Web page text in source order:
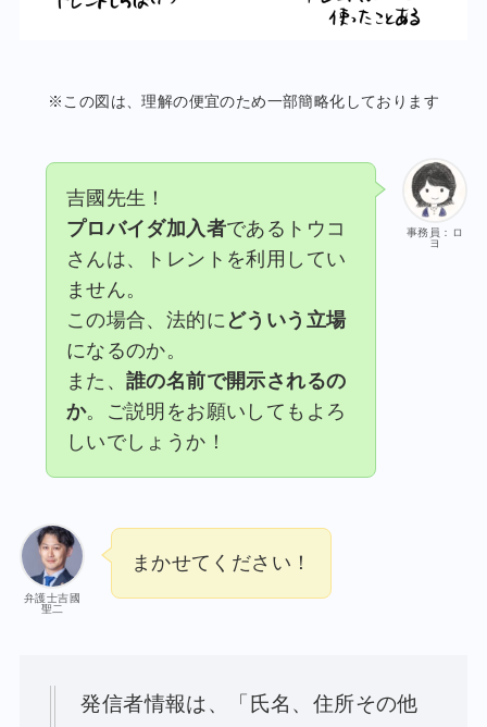
※この図は、理解の便宜のため一部簡略化しております
事務員：ロ
ヨ
吉國先生！
プロバイダ加入者であるトウコ
さんは、トレントを利用してい
ません。
この場合、法的に どういう立場
になるのか。
また、 誰の名前で開示されるの
か。ご説明をお願いしてもよろ
しいでしょうか！
弁護士吉國
聖二
まかせてください！
発信者情報は、「氏名、住所その他